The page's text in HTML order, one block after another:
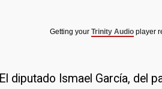
Getting yourTrinity Audio player
El diputado Ismael García, del